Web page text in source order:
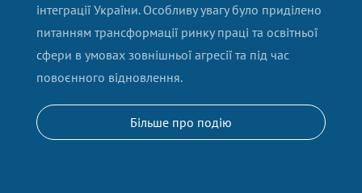
інтеграції України. Особливу увагу було приділено
питанням трансформації ринку праці та освітньої
сфери в умовах зовнішньої агресії та під час
повоєнного відновлення.
Більше про подію